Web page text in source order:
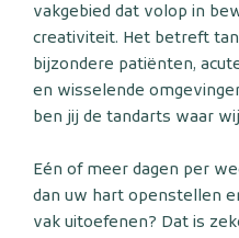
vakgebied dat volop in
creativiteit. Het betreft
bijzondere patiënten,
en wisselende
ben jij de tandarts waar
Eén of meer dagen per
dan uw hart openstellen
vak uitoefenen? Dat is